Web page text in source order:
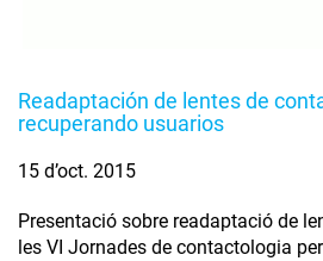
Readaptación de lentes de
recuperando usuarios
15 d’oct. 2015
Presentació sobre readaptació de
les VI Jornades de contactologia